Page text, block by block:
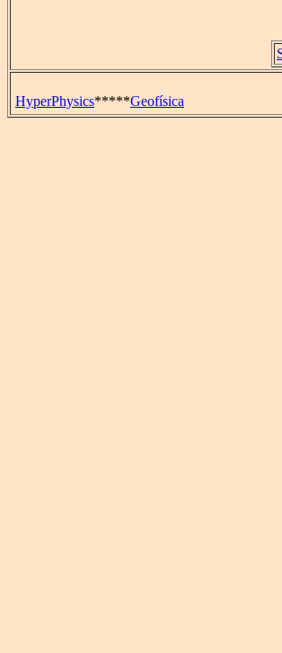
HyperPhysics*****Geofísica